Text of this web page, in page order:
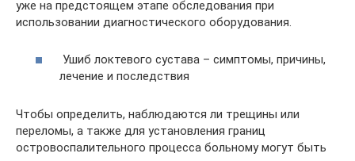
уже на предстоящем этапе обследования при
использовании диагностического оборудования.
Ушиб локтевого сустава – симптомы, причины,
лечение и последствия
Чтобы определить, наблюдаются ли трещины или
переломы, а также для установления границ
островоспалительного процесса больному могут быть